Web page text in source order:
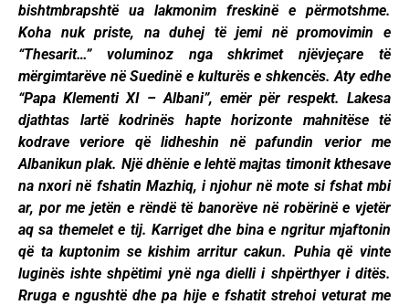
bishtmbrapshtë ua lakmonim freskinë e përmotshme.
Koha nuk priste, na duhej të jemi në promovimin e
“Thesarit…” voluminoz nga shkrimet njëvjeçare të
mërgimtarëve në Suedinë e kulturës e shkencës. Aty edhe
“Papa Klementi XI – Albani”, emër për respekt. Lakesa
djathtas lartë kodrinës hapte horizonte mahnitëse të
kodrave veriore që lidheshin në pafundin verior me
Albanikun plak. Një dhënie e lehtë majtas timonit kthesave
na nxori në fshatin Mazhiq, i njohur në mote si fshat mbi
ar, por me jetën e rëndë të banorëve në robërinë e vjetër
aq sa themelet e tij. Karriget dhe bina e ngritur mjaftonin
që ta kuptonim se kishim arritur cakun. Puhia që vinte
luginës ishte shpëtimi ynë nga dielli i shpërthyer i ditës.
Rruga e ngushtë dhe pa hije e fshatit strehoi veturat me